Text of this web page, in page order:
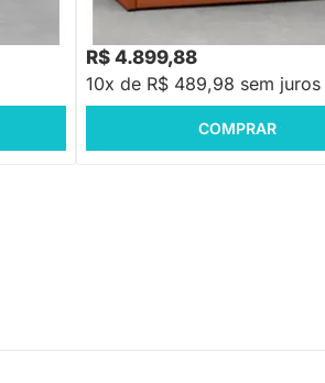
R$ 4.899,88
10x de R$ 489,98 sem juros
COMPRAR